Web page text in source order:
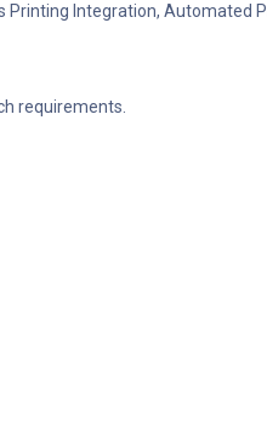
Integration, Automated
requirements.